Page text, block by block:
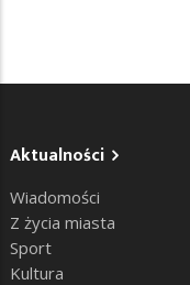
Aktualności
Wiadomości
Z życia miasta
Sport
Kultura